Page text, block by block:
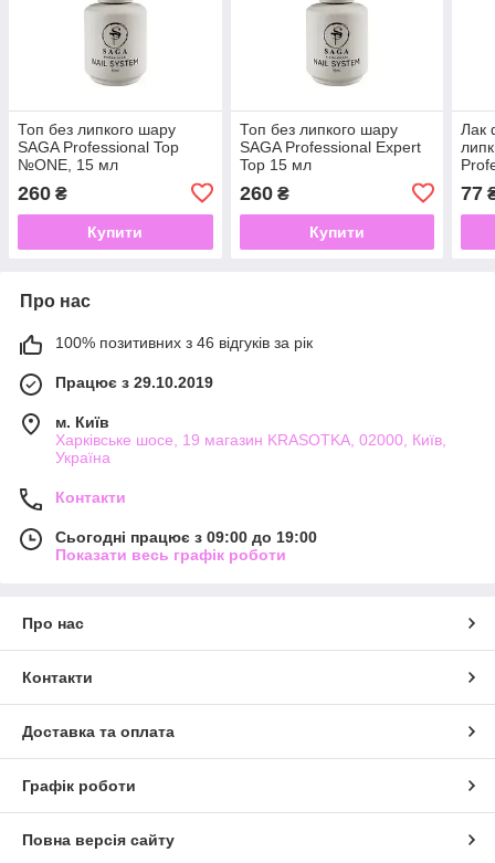
Топ без липкого шару
SAGA Professional Top
№ONE, 15 мл
260 ₴
Купити
Топ без липкого шару
SAGA Professional Expert
Top 15 мл
260₴
Купити
Лак
77
Про нас
100% позитивних з 46 відгуків за рік
Працює з 29.10.2019
м. Київ
Харківське шосе, 19 магазин KRASOTKA, 02000, Київ,
Україна
Контакти
Сьогодні працює з 09:00 до 19:00
Показати весь графік роботи
Про нас
Контакти
Доставка та оплата
Графік роботи
Повна версія сайту